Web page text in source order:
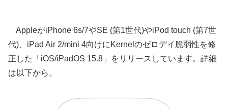
AppleがiPhone 6s/7やSE (第1世代)やiPod touch (第7世
代)、iPad Air 2/mini 4向けにKernelのゼロデイ脆弱性を修
正した「iOS/iPadOS 15.8」をリリースしています。詳細
は以下から。